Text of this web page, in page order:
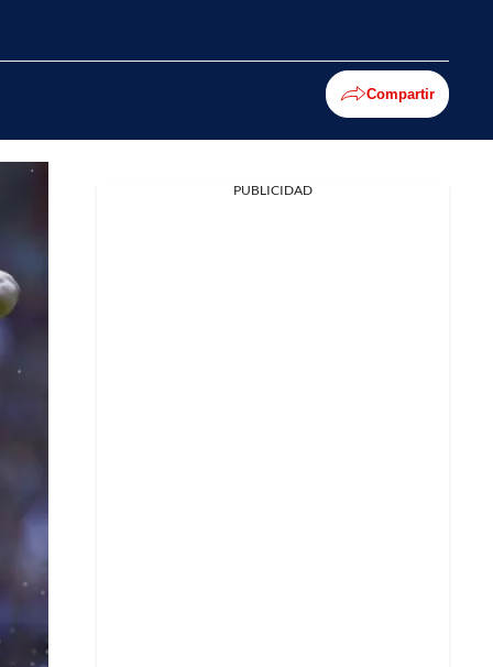
Compartir
PUBLICIDAD